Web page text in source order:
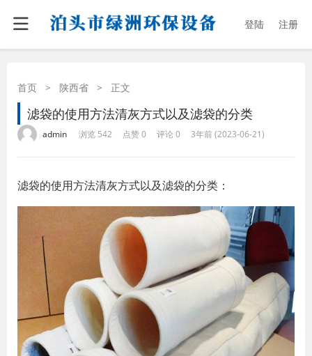
登陆 注册
首页 > 陕西省 > 正文
滤袋的使用方法清灰方式以及滤袋的分类
admin 浏览 542 点赞 0 评论 0 3年前 (2023-06-21)
滤袋的使用方法清灰方式以及滤袋的分类：